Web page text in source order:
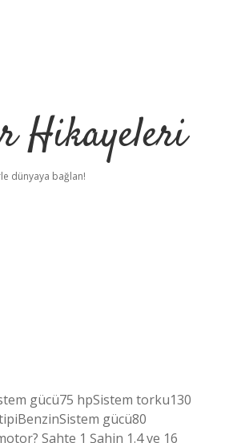
Hikayeleri
dünyaya bağlan!
gücü75 hpSistem torku130
gücü80
Sahte 1 Şahin 1.4 ve 16